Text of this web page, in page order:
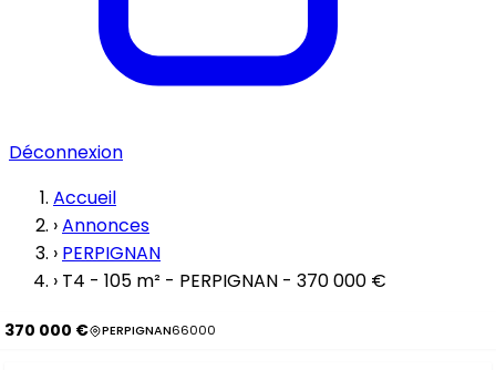
Déconnexion
Accueil
›Annonces
› PERPIGNAN
› T4 - 105 m² - PERPIGNAN - 370 000 €
370 000 € PERPIGNAN66000